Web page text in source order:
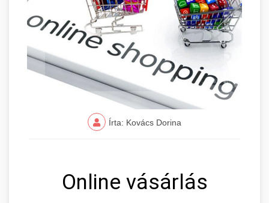
Írta: Kovács Dorina
Online vásárlás